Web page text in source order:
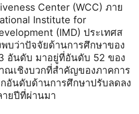
Center (WCC) ภาย
Institute for
(IMD) ประเทศส
บว่าปัจจัยด้านการศึกษาของ
อันดับ มาอยู่ที่อันดับ 52 ของ
เชิงบวกที่สำคัญของภาคการ
อันดับด้านการศึกษาปรับลดลง
ายปีที่ผ่านมา